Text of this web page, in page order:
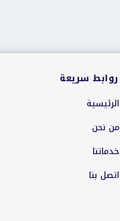
روابط سريعة
الرئيسية
من نحن
خدماتنا
اتصل بنا